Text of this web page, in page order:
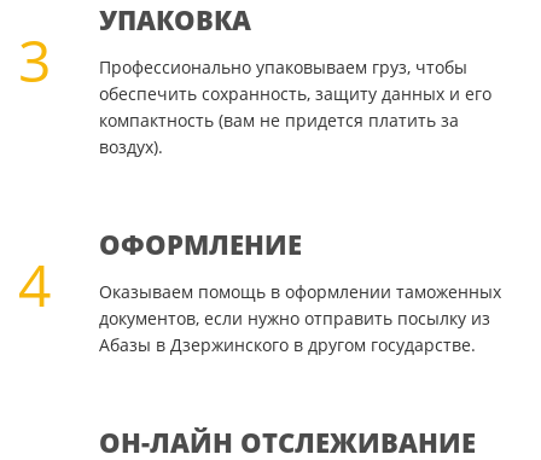
3
УПАКОВКА
Профессионально упаковываем груз, чтобы
обеспечить сохранность, защиту данных и его
компактность (вам не придется платить за
воздух).
4
ОФОРМЛЕНИЕ
Оказываем помощь в оформлении таможенных
документов, если нужно отправить посылку из
Абазы в Дзержинского в другом государстве.
ОН-ЛАЙН ОТСЛЕЖИВАНИЕ